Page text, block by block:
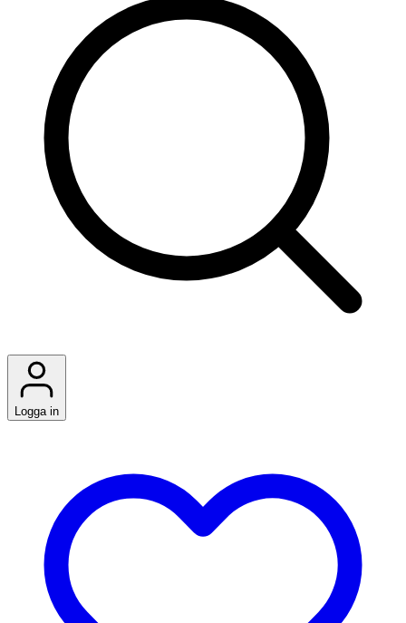
Logga in